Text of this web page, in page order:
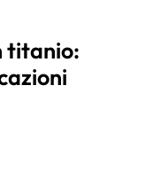
titanio: